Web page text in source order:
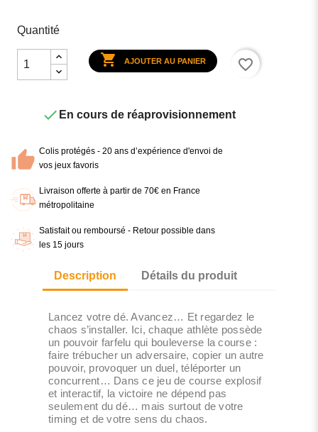
Quantité
 AJOUTER AU PANIER favorite_border
 En cours de réaprovisionnement
Colis protégés - 20 ans d’expérience d'envoi de
vos jeux favoris
Livraison offerte à partir de 70€ en France
métropolitaine
Satisfait ou remboursé - Retour possible dans
les 15 jours
Description Détails du produit
Lancez votre dé. Avancez… Et regardez le
chaos s’installer. Ici, chaque athlète possède
un pouvoir farfelu qui bouleverse la course :
faire trébucher un adversaire, copier un autre
pouvoir, provoquer un duel, téléporter un
concurrent… Dans ce jeu de course explosif
et interactif, la victoire ne dépend pas
seulement du dé… mais surtout de votre
timing et de votre sens du chaos.